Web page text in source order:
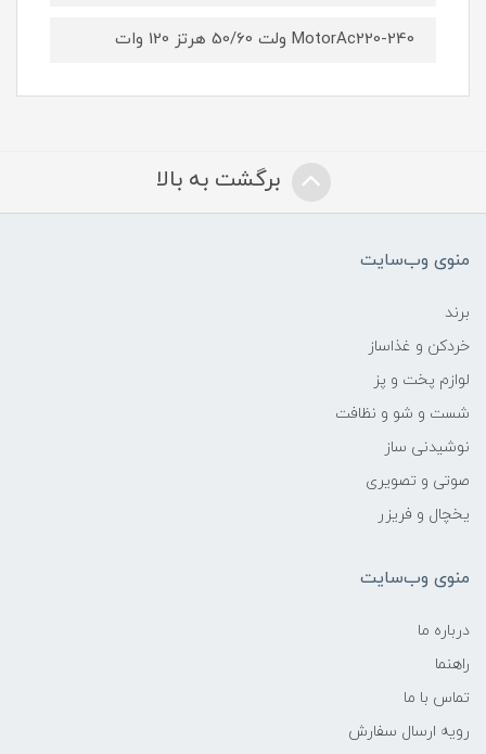
MotorAc220-240 ولت 50/60 هرتز 120 وات
برگشت به بالا
منوی وب‌سایت
برند
خردکن و غذاساز
لوازم پخت و پز
شست و شو و نظافت
نوشیدنی ساز
صوتی و تصویری
یخچال و فریزر
منوی وب‌سایت
درباره ما
راهنما
تماس با ما
رویه ارسال سفارش